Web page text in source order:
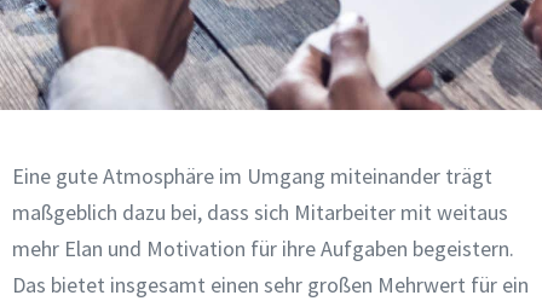
Eine gute Atmosphäre im Umgang miteinander trägt
maßgeblich dazu bei, dass sich Mitarbeiter mit weitaus
mehr Elan und Motivation für ihre Aufgaben begeistern.
Das bietet insgesamt einen sehr großen Mehrwert für ein